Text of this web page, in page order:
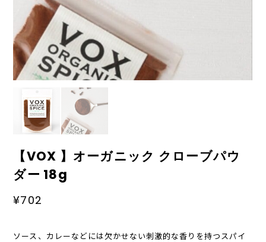
【VOX 】オーガニック クローブパウ
ダー 18g
¥702
ソース、カレーなどには欠かせない刺激的な香りを持つスパイ